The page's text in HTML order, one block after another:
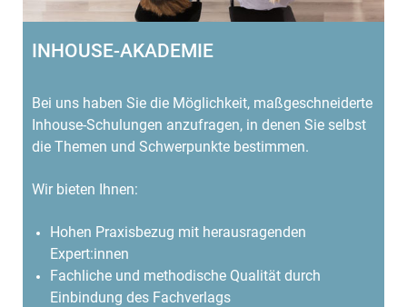
INHOUSE-AKADEMIE
Bei uns haben Sie die Möglichkeit, maßgeschneiderte
Inhouse-Schulungen anzufragen, in denen Sie selbst
die Themen und Schwerpunkte bestimmen.
Wir bieten Ihnen:
Hohen Praxisbezug mit herausragenden
Expert:innen
Fachliche und methodische Qualität durch
Einbindung des Fachverlags